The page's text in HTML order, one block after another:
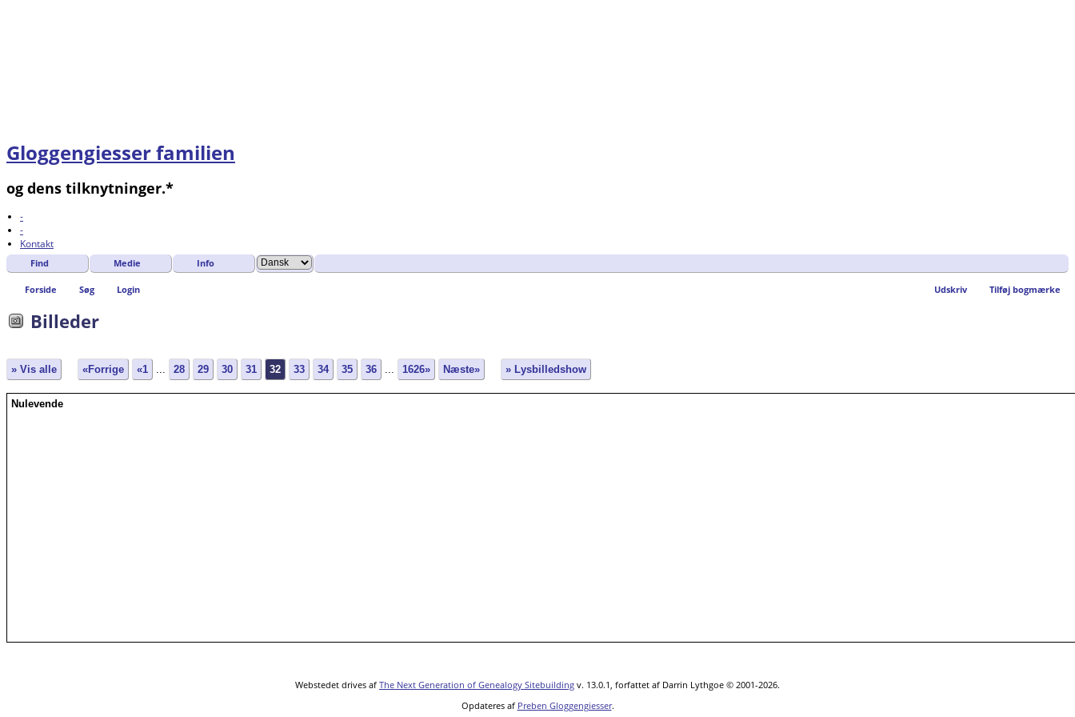
Gloggengiesser familien
og dens tilknytninger.*
-
-
Kontakt
Find Medie Info
Forside Søg Login Udskriv Tilføj bogmærke
Billeder
» Vis alle «Forrige «1 ... 28 29 30 31 32 33 34 35 36 ... 1626» Næste» » Lysbilledshow
Nulevende
Webstedet drives af The Next Generation of Genealogy Sitebuilding v. 13.0.1, forfattet af Darrin Lythgoe © 2001-2026.
Opdateres af Preben Gloggengiesser.